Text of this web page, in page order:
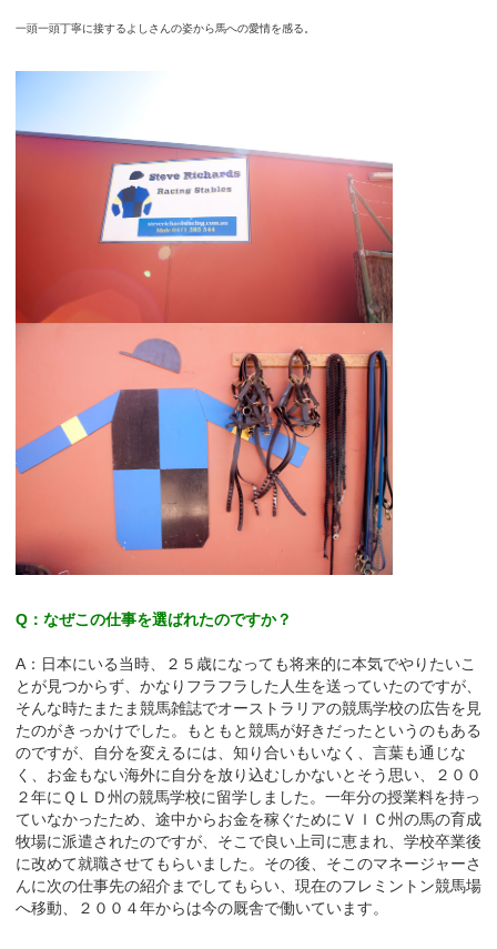
一頭一頭丁寧に接するよしさんの姿から馬への愛情を感る。
Q：なぜこの仕事を選ばれたのですか？
A：日本にいる当時、２５歳になっても将来的に本気でやりたいこ
とが見つからず、かなりフラフラした人生を送っていたのですが、
そんな時たまたま競馬雑誌でオーストラリアの競馬学校の広告を見
たのがきっかけでした。もともと競馬が好きだったというのもある
のですが、自分を変えるには、知り合いもいなく、言葉も通じな
く、お金もない海外に自分を放り込むしかないとそう思い、２００
２年にＱＬＤ州の競馬学校に留学しました。一年分の授業料を持っ
ていなかったため、途中からお金を稼ぐためにＶＩＣ州の馬の育成
牧場に派遣されたのですが、そこで良い上司に恵まれ、学校卒業後
に改めて就職させてもらいました。その後、そこのマネージャーさ
んに次の仕事先の紹介までしてもらい、現在のフレミントン競馬場
へ移動、２００４年からは今の厩舎で働いています。